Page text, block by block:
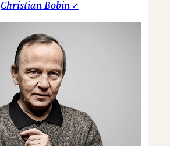
Christian Bobin ↗